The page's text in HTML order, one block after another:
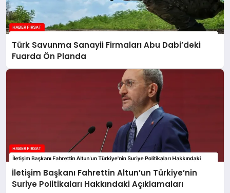
Türk Savunma Sanayii Firmaları Abu Dabi’deki
Fuarda Ön Planda
İletişim Başkanı Fahrettin Altun’un Türkiye’nin
Suriye Politikaları Hakkındaki Açıklamaları